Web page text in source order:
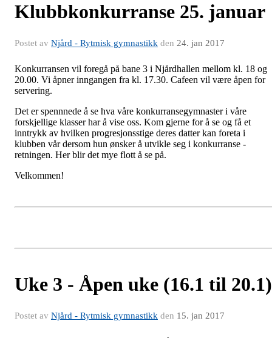
Klubbkonkurranse 25. januar
Postet av Njård - Rytmisk gymnastikk den 24. jan 2017
Konkurransen vil foregå på bane 3 i Njårdhallen mellom kl. 18 og
20.00. Vi åpner inngangen fra kl. 17.30. Cafeen vil være åpen for
servering.
Det er spennnede å se hva våre konkurransegymnaster i våre
forskjellige klasser har å vise oss. Kom gjerne for å se og få et
inntrykk av hvilken progresjonsstige deres datter kan foreta i
klubben vår dersom hun ønsker å utvikle seg i konkurranse -
retningen. Her blir det mye flott å se på.
Velkommen!
Uke 3 - Åpen uke (16.1 til 20.1)
Postet av Njård - Rytmisk gymnastikk den 15. jan 2017